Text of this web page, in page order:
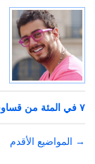
٧ في المئة من قساوسة استراليا اعتدوا جنساً على أطفال
تصفّح
→ المواضيع الأقدم